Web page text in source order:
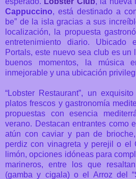
Cappuccino, está destinado a
be” de la isla gracias a sus
localización, la propuesta
entretenimiento diario. Ubicado
Portals, este nuevo sea club es
buenos momentos, la música
inmejorable y una ubicación
“Lobster Restaurant”, un
platos frescos y gastronomía
propuestas con esencia
verano. Destacan entrantes como
atún con caviar y pan de
perdiz con vinagreta y perejil o el
limón, opciones idóneas para
marineros, entre los que
(gamba y cigala) o el Arroz del